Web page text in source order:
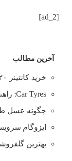
[ad_2]
آخرین مطالب
خرید کانتینر ۲۰ و ۴۰ فوت با بهترین قیمت
Car Tyres: راهنمای کامل خرید تایر
چگونه عسل
ایزوگام
بهترین